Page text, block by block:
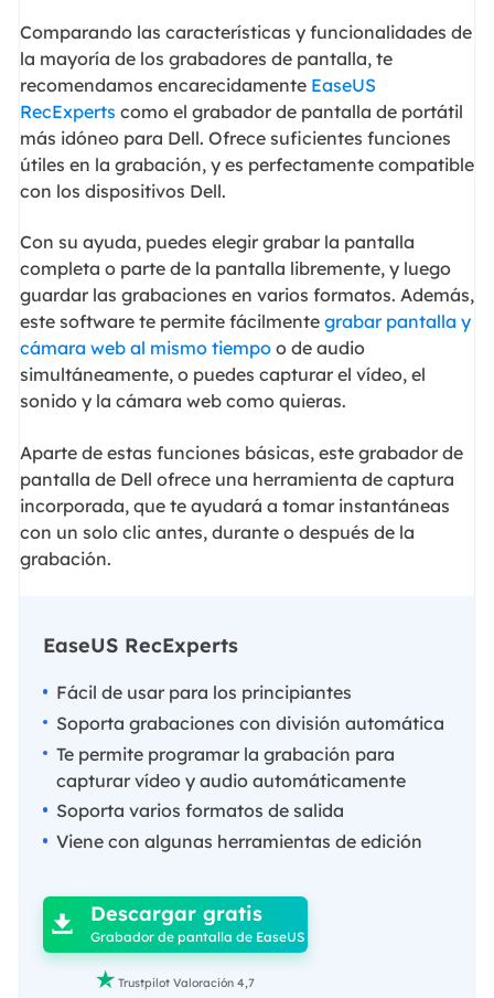
Comparando las características y funcionalidades de
la mayoría de los grabadores de pantalla, te
recomendamos encarecidamente EaseUS
RecExperts como el grabador de pantalla de portátil
más idóneo para Dell. Ofrece suficientes funciones
útiles en la grabación, y es perfectamente compatible
con los dispositivos Dell.
Con su ayuda, puedes elegir grabar la pantalla
completa o parte de la pantalla libremente, y luego
guardar las grabaciones en varios formatos. Además,
este software te permite fácilmente grabar pantalla y
cámara web al mismo tiempoo de audio
simultáneamente, o puedes capturar el vídeo, el
sonido y la cámara web como quieras.
Aparte de estas funciones básicas, este grabador de
pantalla de Dell ofrece una herramienta de captura
incorporada, que te ayudará a tomar instantáneas
con un solo clic antes, durante o después de la
grabación.
EaseUS RecExperts
Fácil de usar para los principiantes
Soporta grabaciones con división automática
Te permite programar la grabación para
capturar vídeo y audio automáticamente
Soporta varios formatos de salida
Viene con algunas herramientas de edición
 Descargar gratis
Grabador de pantalla de EaseUS
 Trustpilot Valoración 4,7